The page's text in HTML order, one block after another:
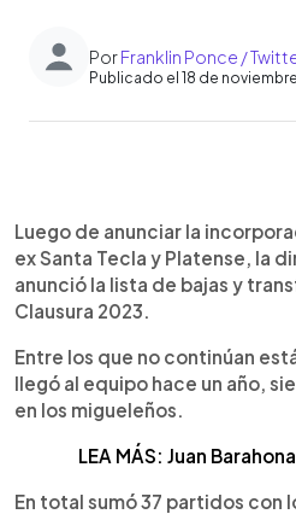
PorFranklin Ponce /
Publicado el 18 de
► Escuchar artículo
Luego de anunciar la
ex Santa Tecla y Platense, la
anunció la lista de bajas y
Clausura 2023.
Entre los que no continúan
llegó al equipo hace un año,
en los migueleños.
LEA MÁS: Juan
En total sumó 37 partidos con